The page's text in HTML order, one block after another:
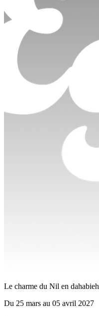
Le charme du Nil en dahabieh
Du 25 mars au 05 avril 2027